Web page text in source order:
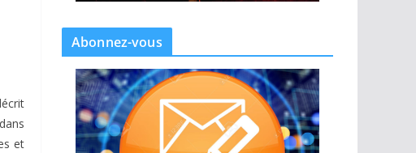
et
Abonnez-vous